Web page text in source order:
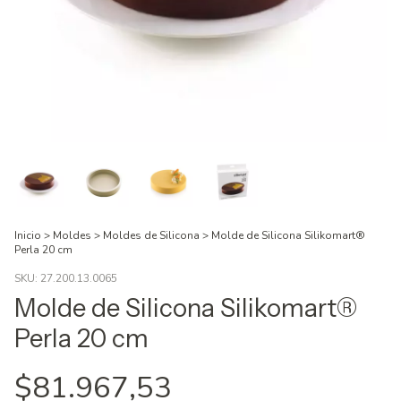
Inicio > Moldes > Moldes de Silicona > Molde de Silicona Silikomart®
Perla 20 cm
SKU: 27.200.13.0065
Molde de Silicona Silikomart®
Perla 20 cm
$81.967,53